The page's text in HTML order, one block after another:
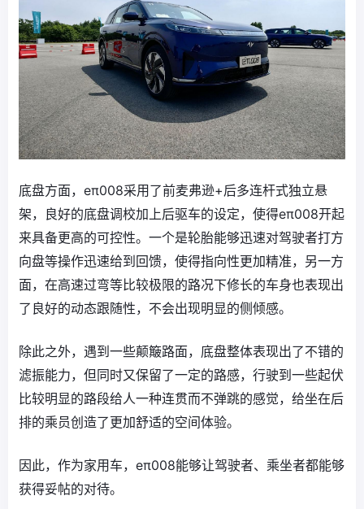
底盘方面，eπ008采用了前麦弗逊+后多连杆式独立悬
架，良好的底盘调校加上后驱车的设定，使得eπ008开起
来具备更高的可控性。一个是轮胎能够迅速对驾驶者打方
向盘等操作迅速给到回馈，使得指向性更加精准，另一方
面，在高速过弯等比较极限的路况下修长的车身也表现出
了良好的动态跟随性，不会出现明显的侧倾感。
除此之外，遇到一些颠簸路面，底盘整体表现出了不错的
滤振能力，但同时又保留了一定的路感，行驶到一些起伏
比较明显的路段给人一种连贯而不弹跳的感觉，给坐在后
排的乘员创造了更加舒适的空间体验。
因此，作为家用车，eπ008能够让驾驶者、乘坐者都能够
获得妥帖的对待。